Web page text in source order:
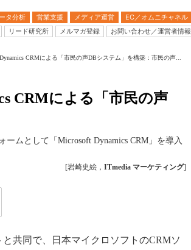
タ分析 営業支援 メディア運営 EC／オムニチャネル
リード研究所 メルマガ登録 お問い合わせ／運営者情報
CRMによる「市民の声DBシステム」を構築：市民の声...
CRMによる「市民の声
ムとして「Microsoft Dynamics CRM」を導入
[岩崎史絵， ITmedia マーケティング]
共同で、日本マイクロソフトのCRMソ